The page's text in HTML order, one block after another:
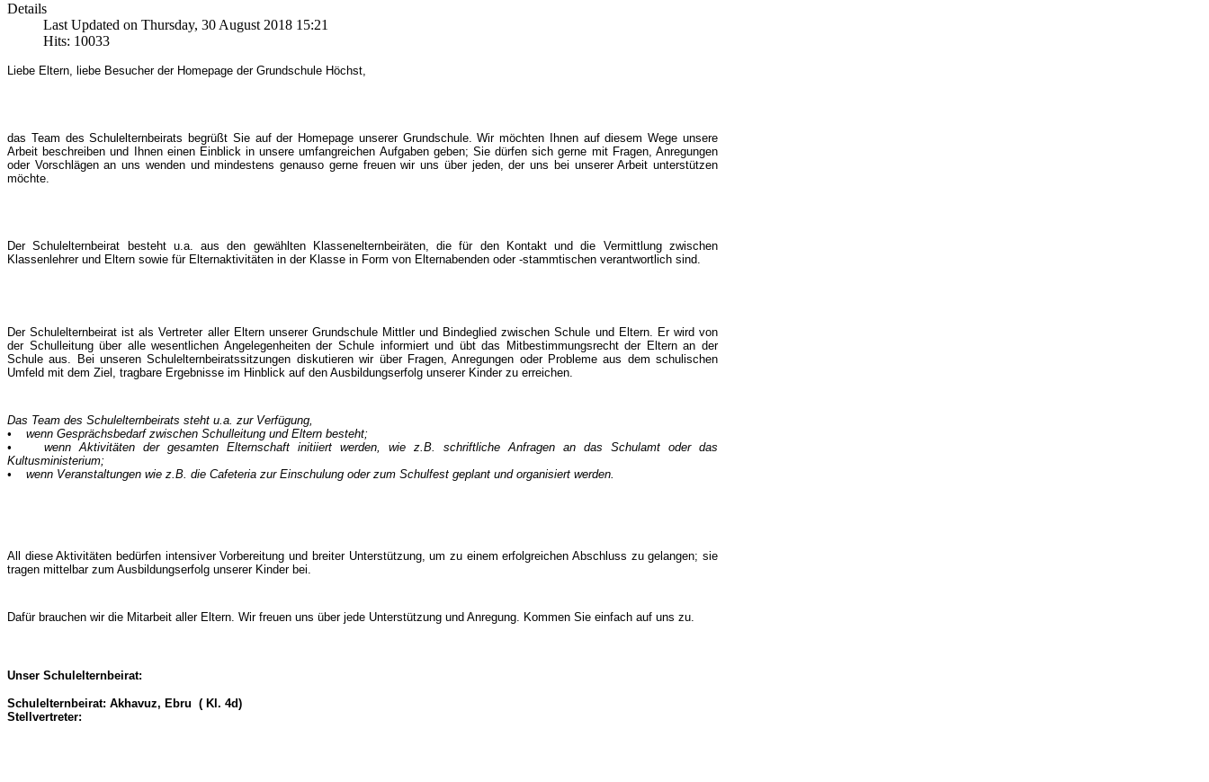
Details
Last Updated on Thursday, 30 August 2018 15:21
Hits: 10033
Liebe Eltern, liebe Besucher der Homepage der Grundschule Höchst,
das Team des Schulelternbeirats begrüßt Sie auf der Homepage unserer Grundschule. Wir möchten Ihnen auf diesem Wege unsere
Arbeit beschreiben und Ihnen einen Einblick in unsere umfangreichen Aufgaben geben; Sie dürfen sich gerne mit Fragen, Anregungen
oder Vorschlägen an uns wenden und mindestens genauso gerne freuen wir uns über jeden, der uns bei unserer Arbeit unterstützen
möchte.
Der Schulelternbeirat besteht u.a. aus den gewählten Klassenelternbeiräten, die für den Kontakt und die Vermittlung zwischen
Klassenlehrer und Eltern sowie für Elternaktivitäten in der Klasse in Form von Elternabenden oder -stammtischen verantwortlich sind.
Der Schulelternbeirat ist als Vertreter aller Eltern unserer Grundschule Mittler und Bindeglied zwischen Schule und Eltern. Er wird von
der Schulleitung über alle wesentlichen Angelegenheiten der Schule informiert und übt das Mitbestimmungsrecht der Eltern an der
Schule aus. Bei unseren Schulelternbeiratssitzungen diskutieren wir über Fragen, Anregungen oder Probleme aus dem schulischen
Umfeld mit dem Ziel, tragbare Ergebnisse im Hinblick auf den Ausbildungserfolg unserer Kinder zu erreichen.
Das Team des Schulelternbeirats steht u.a. zur Verfügung,
• wenn Gesprächsbedarf zwischen Schulleitung und Eltern besteht;
• wenn Aktivitäten der gesamten Elternschaft initiiert werden, wie z.B. schriftliche Anfragen an das Schulamt oder das
Kultusministerium;
• wenn Veranstaltungen wie z.B. die Cafeteria zur Einschulung oder zum Schulfest geplant und organisiert werden.
All diese Aktivitäten bedürfen intensiver Vorbereitung und breiter Unterstützung, um zu einem erfolgreichen Abschluss zu gelangen; sie
tragen mittelbar zum Ausbildungserfolg unserer Kinder bei.
Dafür brauchen wir die Mitarbeit aller Eltern. Wir freuen uns über jede Unterstützung und Anregung. Kommen Sie einfach auf uns zu.
Unser Schulelternbeirat:
Schulelternbeirat: Akhavuz, Ebru ( Kl. 4d)
Stellvertreter: